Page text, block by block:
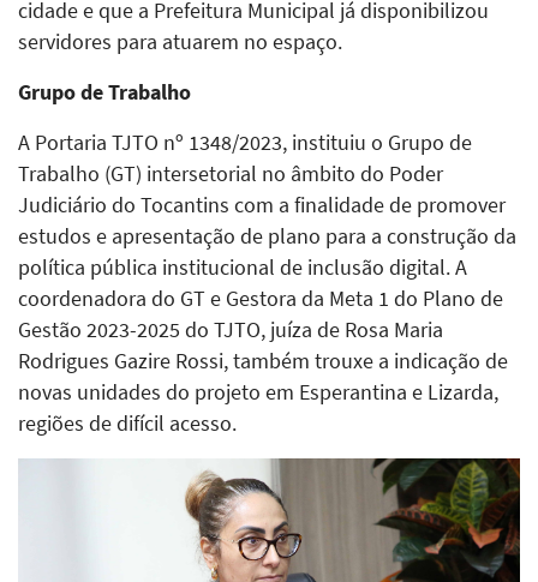
cidade e que a Prefeitura Municipal já disponibilizou
servidores para atuarem no espaço.
Grupo de Trabalho
A Portaria TJTO nº 1348/2023, instituiu o Grupo de
Trabalho (GT) intersetorial no âmbito do Poder
Judiciário do Tocantins com a finalidade de promover
estudos e apresentação de plano para a construção da
política pública institucional de inclusão digital. A
coordenadora do GT e Gestora da Meta 1 do Plano de
Gestão 2023-2025 do TJTO, juíza de Rosa Maria
Rodrigues Gazire Rossi, também trouxe a indicação de
novas unidades do projeto em Esperantina e Lizarda,
regiões de difícil acesso.